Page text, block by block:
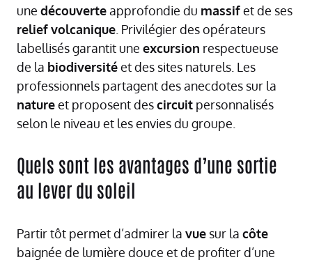
une découverteapprofondie du massifet de ses
reliefvolcanique . Privilégier des opérateurs
labellisés garantit une excursion respectueuse
de la biodiversitéet des sites naturels. Les
professionnels partagent des anecdotes sur la
natureet proposent descircuit personnalisés
selon le niveau et les envies du groupe.
Quels sont les avantages d’une sortie
au lever du soleil
Partir tôt permet d’admirer la vue sur la côte
baignée de lumière douce et de profiter d’une